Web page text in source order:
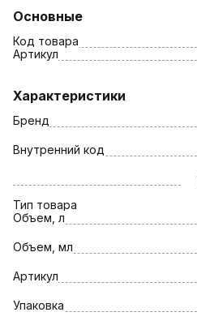
Основные
Код товара
Артикул
Характеристики
Бренд
Внутренний код
Тип товара
Объем, л
Объем, мл
Артикул
Упаковка